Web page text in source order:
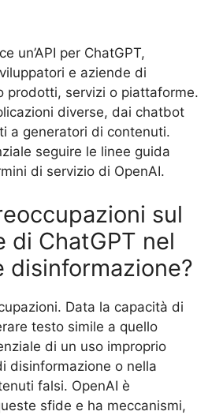
un’API per ChatGPT,
e aziende di
prodotti, servizi o piattaforme.
diverse, dai chatbot
a generatori di contenuti.
seguire le linee guida
di servizio di OpenAI.
sul
di ChatGPT nel
disinformazione?
Data la capacità di
testo simile a quello
di un uso improprio
disinformazione o nella
falsi. OpenAI è
sfide e ha meccanismi,